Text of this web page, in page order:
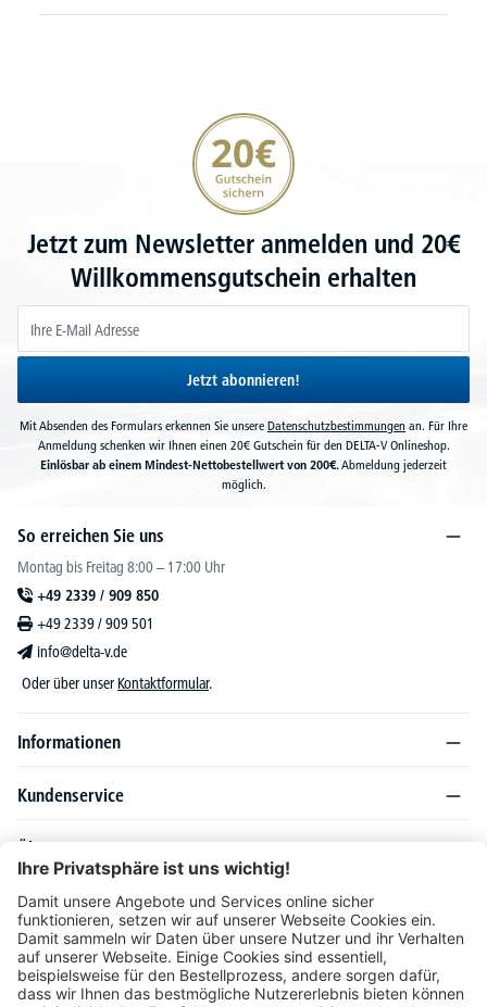
20€ Gutschein sichern
Jetzt zum Newsletter anmelden und 20€
Willkommensgutschein erhalten
Jetzt abonnieren!
Mit Absenden des Formulars erkennen Sie unsere Datenschutzbestimmungen an. Für Ihre
Anmeldung schenken wir Ihnen einen 20€ Gutschein für den DELTA-V Onlineshop.
Einlösbar ab einem Mindest-Nettobestellwert von 200€.Abmeldung jederzeit
möglich.
So erreichen Sie uns
Montag bis Freitag 8:00 – 17:00 Uhr
+49 2339 / 909 850
+49 2339 / 909 501
info@delta-v.de
Oder über unser Kontaktformular.
Informationen
Kundenservice
Über DELTA-V
Produktsortiment
Ratgeber